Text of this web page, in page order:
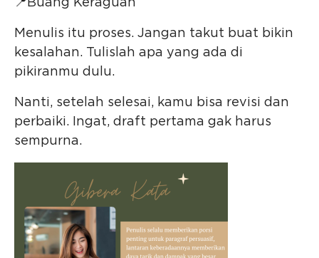
📍Buang Keraguan
Menulis itu proses. Jangan takut buat bikin
kesalahan. Tulislah apa yang ada di
pikiranmu dulu.
Nanti, setelah selesai, kamu bisa revisi dan
perbaiki. Ingat, draft pertama gak harus
sempurna.